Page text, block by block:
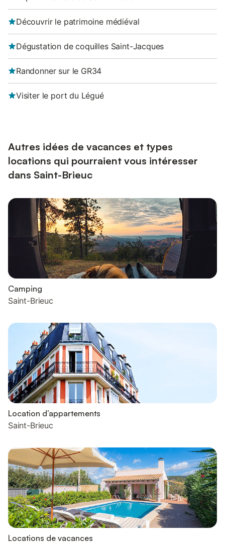
Découvrir le patrimoine médiéval
Dégustation de coquilles Saint-Jacques
Randonner sur le GR34
Visiter le port du Légué
Autres idées de vacances et types
locations qui pourraient vous intéresser
dans Saint-Brieuc
Camping
Saint-Brieuc
Location d’appartements
Saint-Brieuc
Locations de vacances